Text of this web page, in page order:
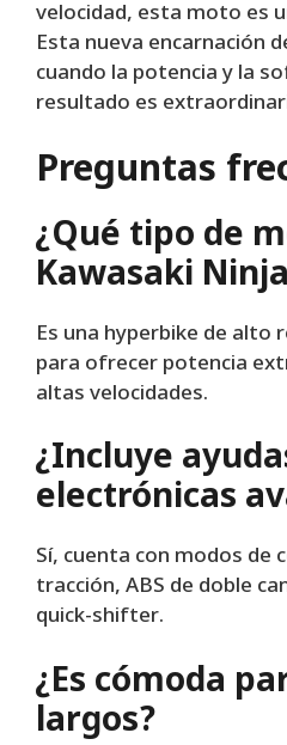
velocidad, esta moto es
Esta nueva encarnación
cuando la potencia y la
resultado es
Preguntas
¿Qué tipo de
Kawasaki
Es una hyperbike de alto
para ofrecer potencia
altas velocidades.
¿Incluye
electrónicas
Sí, cuenta con modos de
tracción, ABS de doble
quick-shifter.
¿Es cómoda
largos?